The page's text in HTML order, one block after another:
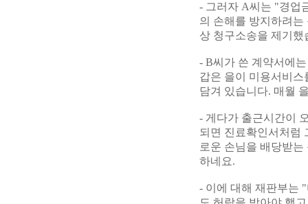
- 그러자 A씨는 "경업
의 손해를 방지하려
상 청구소송을 제기했
- B씨가 쓴 계약서에
갑은 을이 미용서비
담겨 있습니다. 매월
- 게다가 출근시간이
되면 진료확인서처럼
로운 손님을 배당받
하네요.
- 이에 대해 재판부는